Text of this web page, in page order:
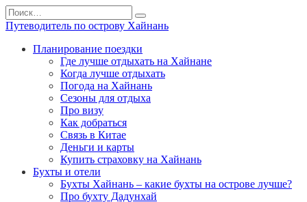
Перейти
к
содержанию
Search
for:
Путеводитель по острову Хайнань
Планирование поездки
Где лучше отдыхать на Хайнане
Когда лучше отдыхать
Погода на Хайнань
Сезоны для отдыха
Про визу
Как добраться
Связь в Китае
Деньги и карты
Купить страховку на Хайнань
Бухты и отели
Бухты Хайнань – какие бухты на острове лучше?
Про бухту Дадунхай